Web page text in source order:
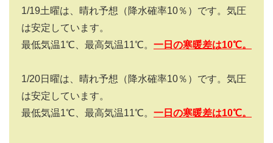
1/19土曜は、晴れ予想（降水確率10％）です。気圧
は安定しています。
最低気温1℃、最高気温11℃。 一日の寒暖差は10℃。
1/20日曜は、晴れ予想（降水確率10％）です。気圧
は安定しています。
最低気温1℃、最高気温11℃。 一日の寒暖差は10℃。